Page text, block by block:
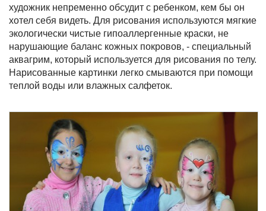
художник непременно обсудит с ребенком, кем бы он
хотел себя видеть. Для рисования используются мягкие
экологически чистые гипоаллергенные краски, не
нарушающие баланс кожных покровов, - специальный
аквагрим, который используется для рисования по телу.
Нарисованные картинки легко смываются при помощи
теплой воды или влажных салфеток.